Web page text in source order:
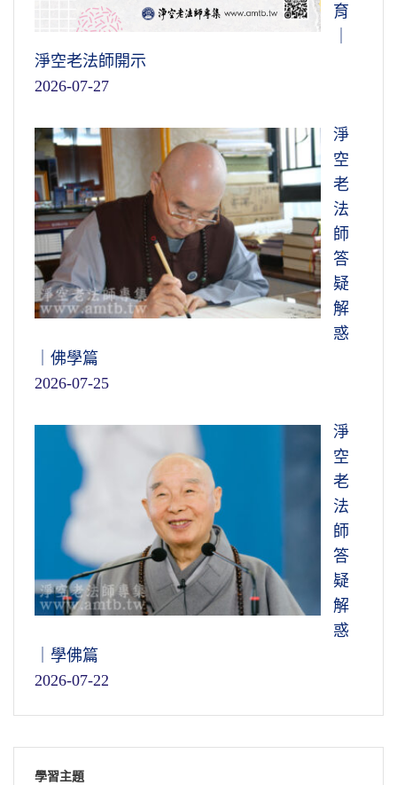
育
淨空老法師開示
2026-07-27
淨
空
老
法
師
答
疑
解
惑
｜佛學篇
2026-07-25
淨
空
老
法
師
答
疑
解
惑
｜學佛篇
2026-07-22
學習主題